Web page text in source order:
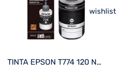
wishlist
TINTA EPSON T774 120 NEGRO M100/M105/M200/M205